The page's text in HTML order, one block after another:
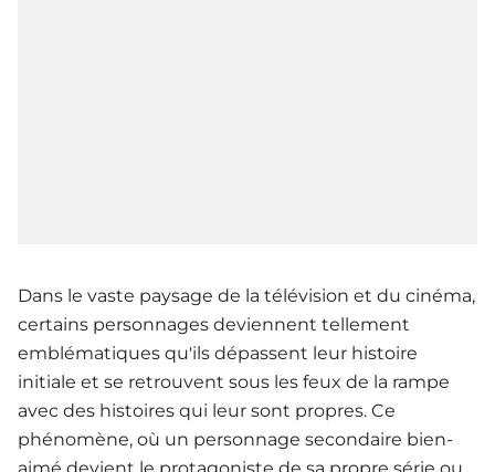
Dans le vaste paysage de la télévision et du cinéma,
certains personnages deviennent tellement
emblématiques qu'ils dépassent leur histoire
initiale et se retrouvent sous les feux de la rampe
avec des histoires qui leur sont propres. Ce
phénomène, où un personnage secondaire bien-